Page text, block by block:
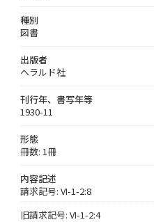
種別
図書
出版者
ヘラルド社
刊行年、書写年等
1930-11
形態
冊数: 1冊
内容記述
請求記号: VI-1-2:8
旧請求記号: VI-1-2:4